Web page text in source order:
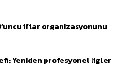
iftar organizasyonunu
Yeniden profesyonel ligler